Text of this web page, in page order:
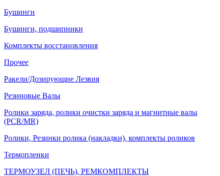
Бушинги
Бушинги, подшипники
Комплекты восстановления
Прочее
Ракели/Дозирующие Лезвия
Резиновые Валы
Ролики заряда, ролики очистки заряда и магнитные валы
(PCR/MR)
Ролики, Резинки ролика (накладки), комплекты роликов
Термопленки
ТЕРМОУЗЕЛ (ПЕЧЬ), РЕМКОМПЛЕКТЫ